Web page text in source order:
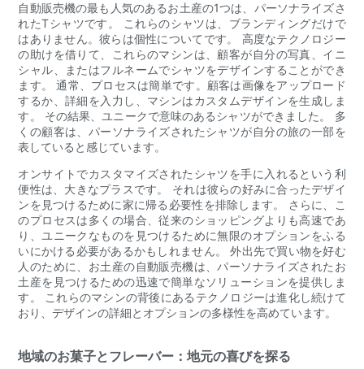
自動販売機の最も人気のあるお土産の1つは、パーソナライズさ
れたTシャツです。 これらのシャツは、ブランディングだけで
はありません。彼らは個性についてです。 高度なテクノロジー
の助けを借りて、これらのマシンは、顧客が自分の写真、イニ
シャル、またはフルネームでシャツをデザインすることができ
ます。 通常、プロセスは簡単です。顧客は画像をアップロード
するか、詳細を入力し、マシンはカスタムデザインを生成しま
す。 その結果、ユニークで意味のあるシャツができました。 多
くの顧客は、パーソナライズされたシャツが自分の旅の一部を
表していると感じています。
オンサイトでカスタマイズされたシャツを手に入れるという利
便性は、大きなプラスです。 それは彼らの好みに合ったデザイ
ンを見つけるために家に帰る必要性を排除します。 さらに、こ
のプロセスは多くの場合、従来のショッピングよりも高速であ
り、ユニークなものを見つけるために無限のオプションをふる
いにかける必要があるかもしれません。 外出先で買い物を好む
人のために、お土産の自動販売機は、パーソナライズされたお
土産を見つけるための迅速で簡単なソリューションを提供しま
す。 これらのマシンの背後にあるテクノロジーは進化し続けて
おり、デザインの詳細とオプションの多様性を高めています。
地域のお菓子とフレーバー：地元の喜びを探る